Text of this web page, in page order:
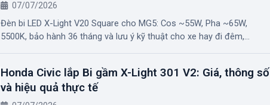
07/07/2026
Đèn bi LED X-Light V20 Square cho MG5: Cos ~55W, Pha ~65W,
5500K, bảo hành 36 tháng và lưu ý kỹ thuật cho xe hay đi đêm,...
Honda Civic lắp Bi gầm X-Light 301 V2: Giá, thông số
và hiệu quả thực tế